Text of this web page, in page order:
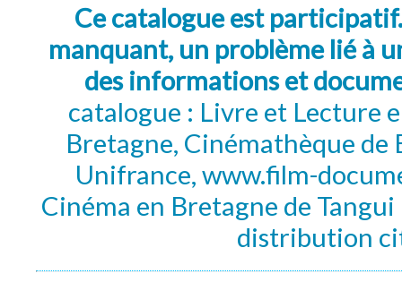
Ce catalogue est
manquant, un problème lié à
des informations et
catalogue : Livre et Lecture
Bretagne, Cinémathèque de
Unifrance, www.film-
Cinéma en Bretagne de
distribution